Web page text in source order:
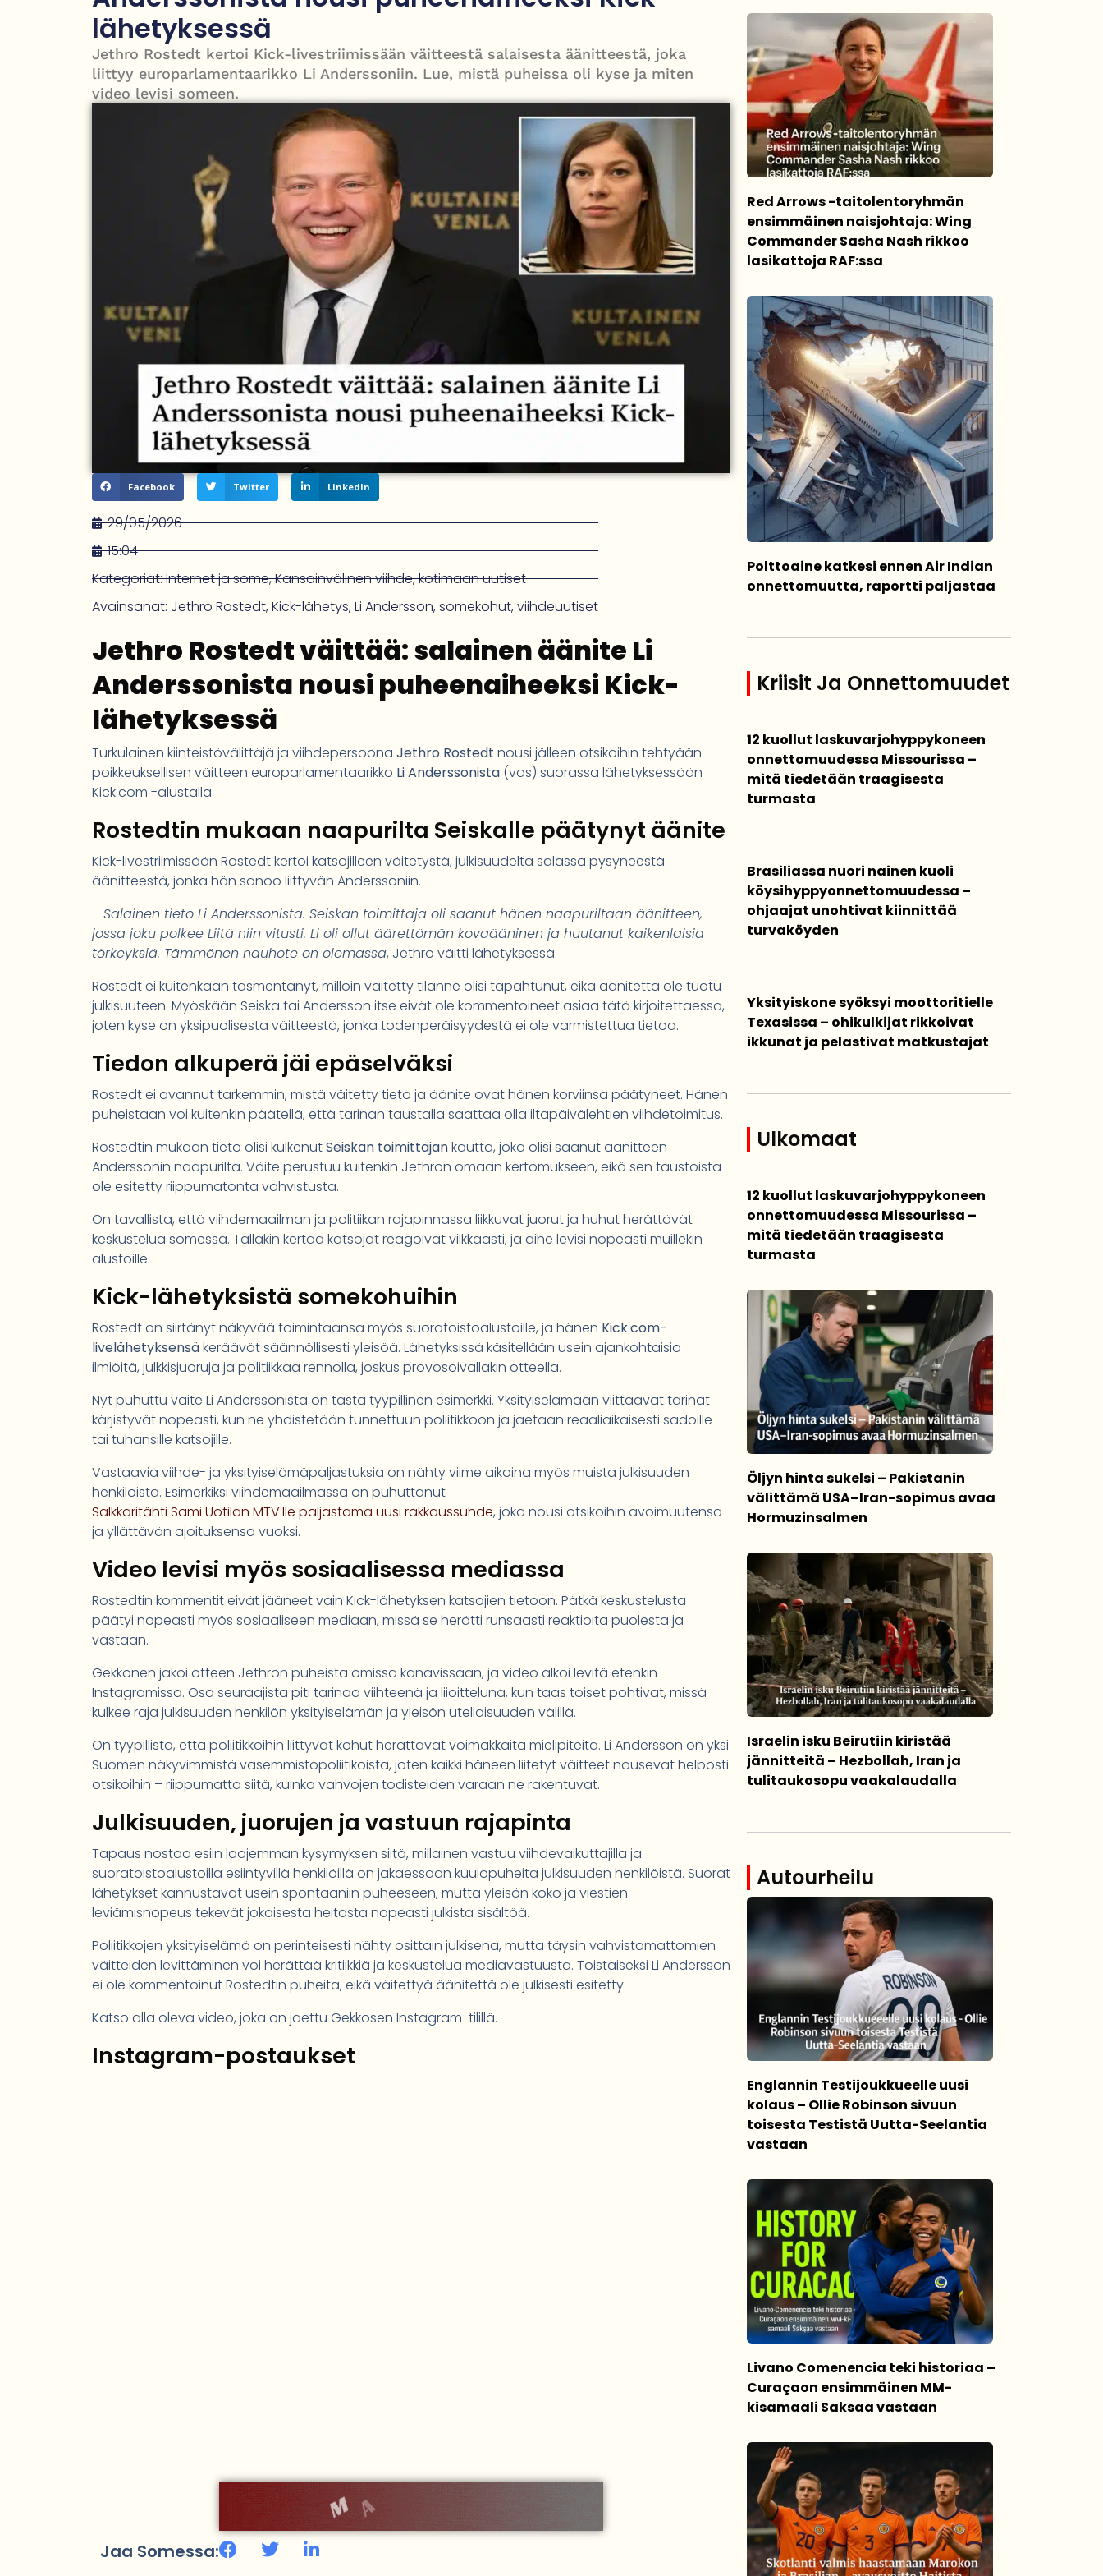
Kanadan pääministeri Mark Carney vieraili esi-isiensä kylässä Mayossa
lähetyksessä
Jethro Rostedt kertoi Kick-livestriimissään väitteestä salaisesta äänitteestä, joka
liittyy europarlamentaarikko Li Anderssoniin. Lue, mistä puheissa oli kyse ja miten
video levisi someen.
Facebook Twitter LinkedIn
29/05/2026
15:04
Kategoriat:Internet ja some,Kansainvälinen viihde,kotimaan uutiset
Avainsanat: Jethro Rostedt,Kick-lähetys,Li Andersson,somekohut,viihdeuutiset
Jethro Rostedt väittää: salainen äänite Li
Anderssonista nousi puheenaiheeksi Kick-
lähetyksessä
Turkulainen kiinteistövälittäjä ja viihdepersoona Jethro Rostedt nousi jälleen otsikoihin tehtyään
poikkeuksellisen väitteen europarlamentaarikko Li Anderssonista (vas) suorassa lähetyksessään
Kick.com -alustalla.
Rostedtin mukaan naapurilta Seiskalle päätynyt äänite
Kick-livestriimissään Rostedt kertoi katsojilleen väitetystä, julkisuudelta salassa pysyneestä
äänitteestä, jonka hän sanoo liittyvän Anderssoniin.
–Salainen tieto Li Anderssonista. Seiskan toimittaja oli saanut hänen naapuriltaan äänitteen,
jossa joku polkee Liitä niin vitusti. Li oli ollut äärettömän kovaääninen ja huutanut kaikenlaisia
törkeyksiä. Tämmönen nauhote on olemassa, Jethro väitti lähetyksessä.
Rostedt ei kuitenkaan täsmentänyt, milloin väitetty tilanne olisi tapahtunut, eikä äänitettä ole tuotu
julkisuuteen. Myöskään Seiska tai Andersson itse eivät ole kommentoineet asiaa tätä kirjoitettaessa,
joten kyse on yksipuolisesta väitteestä, jonka todenperäisyydestä ei ole varmistettua tietoa.
Tiedon alkuperä jäi epäselväksi
Rostedt ei avannut tarkemmin, mistä väitetty tieto ja äänite ovat hänen korviinsa päätyneet. Hänen
puheistaan voi kuitenkin päätellä, että tarinan taustalla saattaa olla iltapäivälehtien viihdetoimitus.
Rostedtin mukaan tieto olisi kulkenutSeiskan toimittajankautta, joka olisi saanut äänitteen
Anderssonin naapurilta. Väite perustuu kuitenkin Jethron omaan kertomukseen, eikä sen taustoista
ole esitetty riippumatonta vahvistusta.
On tavallista, että viihdemaailman ja politiikan rajapinnassa liikkuvat juorut ja huhut herättävät
keskustelua somessa. Tälläkin kertaa katsojat reagoivat vilkkaasti, ja aihe levisi nopeasti muillekin
alustoille.
Kick-lähetyksistä somekohuihin
Rostedt on siirtänyt näkyvää toimintaansa myös suoratoistoalustoille, ja hänen Kick.com-
livelähetyksensäkeräävät säännöllisesti yleisöä. Lähetyksissä käsitellään usein ajankohtaisia
ilmiöitä, julkkisjuoruja ja politiikkaa rennolla, joskus provosoivallakin otteella.
Nyt puhuttu väite Li Anderssonista on tästä tyypillinen esimerkki. Yksityiselämään viittaavat tarinat
kärjistyvät nopeasti, kun ne yhdistetään tunnettuun poliitikkoon ja jaetaan reaaliaikaisesti sadoille
tai tuhansille katsojille.
Vastaavia viihde- ja yksityiselämäpaljastuksia on nähty viime aikoina myös muista julkisuuden
henkilöistä. Esimerkiksi viihdemaailmassa on puhuttanut
Salkkaritähti Sami Uotilan MTV:lle paljastama uusi rakkaussuhde, joka nousi otsikoihin avoimuutensa
ja yllättävän ajoituksensa vuoksi.
Video levisi myös sosiaalisessa mediassa
Rostedtin kommentit eivät jääneet vain Kick-lähetyksen katsojien tietoon. Pätkä keskustelusta
päätyi nopeasti myös sosiaaliseen mediaan, missä se herätti runsaasti reaktioita puolesta ja
vastaan.
Gekkonen jakoi otteen Jethron puheista omissa kanavissaan, ja video alkoi levitä etenkin
Instagramissa. Osa seuraajista piti tarinaa viihteenä ja liioitteluna, kun taas toiset pohtivat, missä
kulkee raja julkisuuden henkilön yksityiselämän ja yleisön uteliaisuuden välillä.
On tyypillistä, että poliitikkoihin liittyvät kohut herättävät voimakkaita mielipiteitä. Li Andersson on yksi
Suomen näkyvimmistä vasemmistopoliitikoista, joten kaikki häneen liitetyt väitteet nousevat helposti
otsikoihin – riippumatta siitä, kuinka vahvojen todisteiden varaan ne rakentuvat.
Julkisuuden, juorujen ja vastuun rajapinta
Tapaus nostaa esiin laajemman kysymyksen siitä, millainen vastuu viihdevaikuttajilla ja
suoratoistoalustoilla esiintyvillä henkilöillä on jakaessaan kuulopuheita julkisuuden henkilöistä. Suorat
lähetykset kannustavat usein spontaaniin puheeseen, mutta yleisön koko ja viestien
leviämisnopeus tekevät jokaisesta heitosta nopeasti julkista sisältöä.
Poliitikkojen yksityiselämä on perinteisesti nähty osittain julkisena, mutta täysin vahvistamattomien
väitteiden levittäminen voi herättää kritiikkiä ja keskustelua mediavastuusta. Toistaiseksi Li Andersson
ei ole kommentoinut Rostedtin puheita, eikä väitettyä äänitettä ole julkisesti esitetty.
Katso alla oleva video, joka on jaettu Gekkosen Instagram-tilillä.
Instagram-postaukset
Jaa Somessa:
Red Arrows -taitolentoryhmän
ensimmäinen naisjohtaja: Wing
Commander Sasha Nash rikkoo
lasikattoja RAF:ssa
Polttoaine katkesi ennen Air Indian
onnettomuutta, raportti paljastaa
Kriisit Ja Onnettomuudet
12 kuollut laskuvarjohyppykoneen
onnettomuudessa Missourissa –
mitä tiedetään traagisesta
turmasta
Brasiliassa nuori nainen kuoli
köysihyppyonnettomuudessa –
ohjaajat unohtivat kiinnittää
turvaköyden
Yksityiskone syöksyi moottoritielle
Texasissa – ohikulkijat rikkoivat
ikkunat ja pelastivat matkustajat
Ulkomaat
12 kuollut laskuvarjohyppykoneen
onnettomuudessa Missourissa –
mitä tiedetään traagisesta
turmasta
Öljyn hinta sukelsi – Pakistanin
välittämä USA–Iran-sopimus avaa
Hormuzinsalmen
Israelin isku Beirutiin kiristää
jännitteitä – Hezbollah, Iran ja
tulitaukosopu vaakalaudalla
Autourheilu
Englannin Testijoukkueelle uusi
kolaus – Ollie Robinson sivuun
toisesta Testistä Uutta-Seelantia
vastaan
Livano Comenencia teki historiaa –
Curaçaon ensimmäinen MM-
kisamaali Saksaa vastaan